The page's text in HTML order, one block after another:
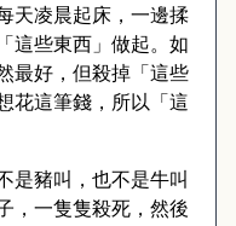
天凌晨起床，一邊揉
這些東西」做起。如
最好，但殺掉「這些
花這筆錢，所以「這
是豬叫，也不是牛叫
，一隻隻殺死，然後